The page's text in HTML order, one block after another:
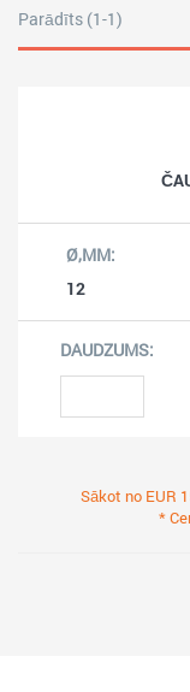
Parādīts (1-1)
12
Sākot no EUR
*